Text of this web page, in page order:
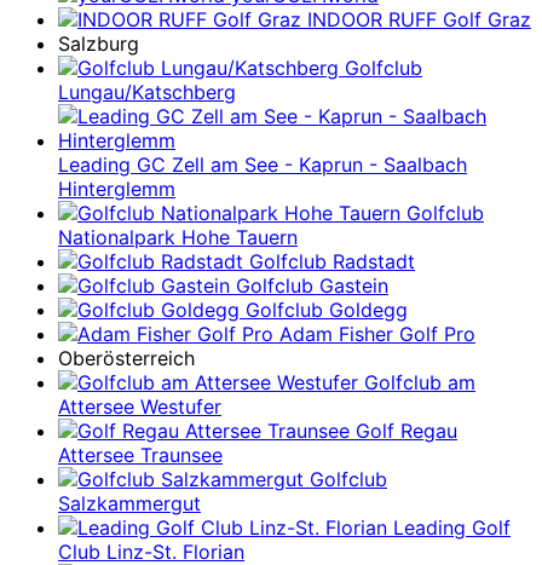
INDOOR RUFF Golf Graz
Salzburg
Golfclub
Lungau/Katschberg
Leading GC Zell am See - Kaprun - Saalbach
Hinterglemm
Golfclub
Nationalpark Hohe Tauern
Golfclub Radstadt
Golfclub Gastein
Golfclub Goldegg
Adam Fisher Golf Pro
Oberösterreich
Golfclub am
Attersee Westufer
Golf Regau
Attersee Traunsee
Golfclub
Salzkammergut
Leading Golf
Club Linz-St. Florian